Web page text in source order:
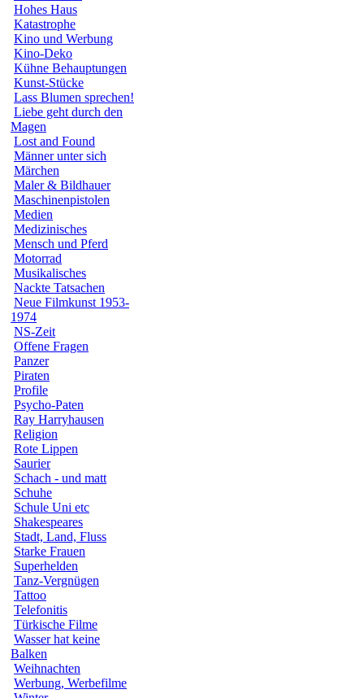
Hohes Haus
Katastrophe
Kino und Werbung
Kino-Deko
Kühne Behauptungen
Kunst-Stücke
Lass Blumen sprechen!
Liebe geht durch den
Magen
Lost and Found
Männer unter sich
Märchen
Maler & Bildhauer
Maschinenpistolen
Medien
Medizinisches
Mensch und Pferd
Motorrad
Musikalisches
Nackte Tatsachen
Neue Filmkunst 1953-
1974
NS-Zeit
Offene Fragen
Panzer
Piraten
Profile
Psycho-Paten
Ray Harryhausen
Religion
Rote Lippen
Saurier
Schach - und matt
Schuhe
Schule Uni etc
Shakespeares
Stadt, Land, Fluss
Starke Frauen
Superhelden
Tanz-Vergnügen
Tattoo
Telefonitis
Türkische Filme
Wasser hat keine
Balken
Weihnachten
Werbung, Werbefilme